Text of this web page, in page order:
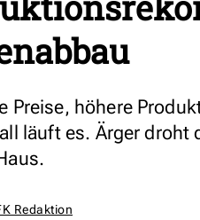
Preise, höhere
läuft es. Ärger droht
Redaktion